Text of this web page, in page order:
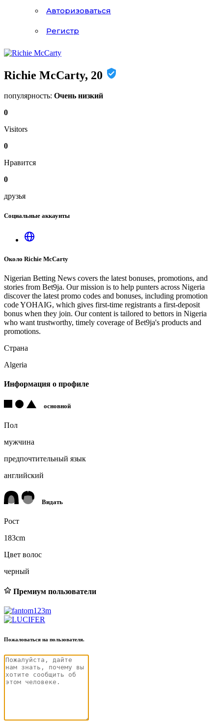
Авторизоваться
Регистр
Richie McCarty, 20
популярность: Очень низкий
0
Visitors
0
Нравится
0
друзья
Социальные аккаунты
Около Richie McCarty
Nigerian Betting News covers the latest bonuses, promotions, and
stories from Bet9ja. Our mission is to help punters across Nigeria
discover the latest promo codes and bonuses, including promotion
code YOHAIG, which gives first-time registrants a first-deposit
bonus when they join. Our content is tailored to bettors in Nigeria
who want trustworthy, timely coverage of Bet9ja's products and
promotions.
Страна
Algeria
Информация о профиле
основной
Пол
мужчина
предпочтительный язык
английский
Видать
Рост
183cm
Цвет волос
черный
Премиум пользователи
Пожаловаться на пользователя.